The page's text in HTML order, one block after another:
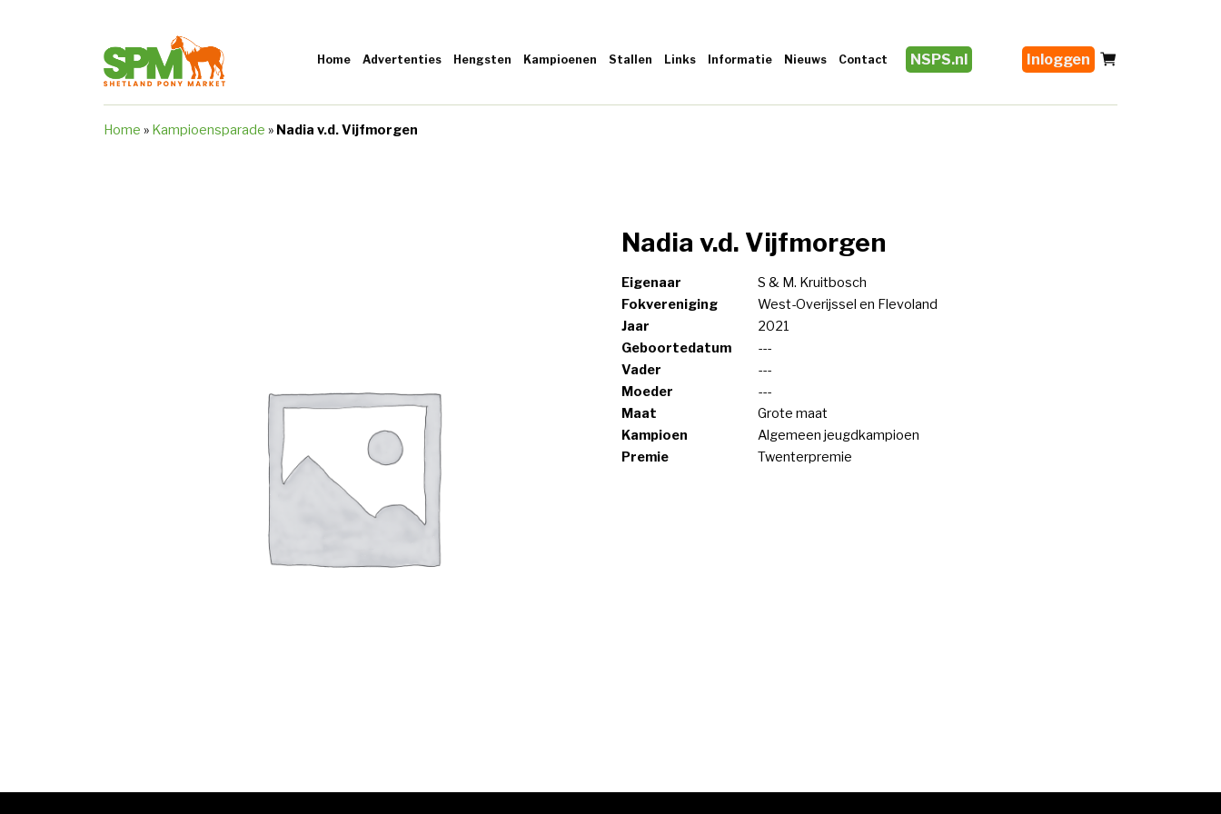
Home Advertenties Hengsten Kampioenen Stallen Links Informatie Nieuws Contact NSPS.nl Inloggen
Home » Kampioensparade » Nadia v.d. Vijfmorgen
Nadia v.d. Vijfmorgen
Eigenaar
S & M. Kruitbosch
Fokvereniging
West-Overijssel en Flevoland
Jaar
2021
Geboortedatum
---
Vader
---
Moeder
---
Maat
Grote maat
Kampioen
Algemeen jeugdkampioen
Premie
Twenterpremie